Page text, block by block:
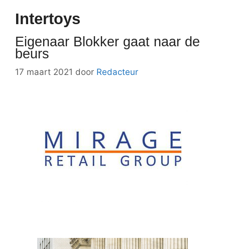
Intertoys
Eigenaar Blokker gaat naar de
beurs
17 maart 2021 door Redacteur